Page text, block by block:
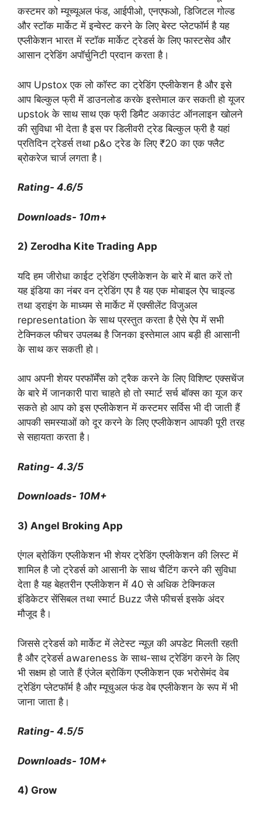
कस्टमर को म्यूच्यूअल फंड, आईपीओ, एनएफओ, डिजिटल गोल्ड
और स्टॉक मार्केट में इन्वेस्ट करने के लिए बेस्ट प्लेटफॉर्म है यह
एप्लीकेशन भारत में स्टॉक मार्केट ट्रेडर्स के लिए फास्टसेव और
आसान ट्रेडिंग अपॉर्चुनिटी प्रदान करता है।
आप Upstox एक लो कॉस्ट का ट्रेडिंग एप्लीकेशन है और इसे
आप बिल्कुल फ्री में डाउनलोड करके इस्तेमाल कर सकती हो यूजर
upstok के साथ साथ एक फ्री डिमैट अकाउंट ऑनलाइन खोलने
की सुविधा भी देता है इस पर डिलीवरी ट्रेड बिल्कुल फ्री है यहां
प्रतिदिन ट्रेडर्स तथा p&o ट्रेड के लिए ₹20 का एक फ्लैट
ब्रोकरेज चार्ज लगता है।
Rating- 4.6/5
Downloads- 10m+
2) Zerodha Kite Trading App
यदि हम जीरोधा काईट ट्रेडिंग एप्लीकेशन के बारे में बात करें तो
यह इंडिया का नंबर वन ट्रेडिंग एप है यह एक मोबाइल ऐप चाइल्ड
तथा ड्राइंग के माध्यम से मार्केट में एक्सीलेंट विजुअल
representation के साथ प्रस्तुत करता है ऐसे ऐप में सभी
टेक्निकल फीचर उपलब्ध है जिनका इस्तेमाल आप बड़ी ही आसानी
के साथ कर सकती हो।
आप अपनी शेयर परफॉर्मेंस को ट्रैक करने के लिए विशिष्ट एक्सचेंज
के बारे में जानकारी पारा चाहते हो तो स्मार्ट सर्च बॉक्स का यूज कर
सकते हो आप को इस एप्लीकेशन में कस्टमर सर्विस भी दी जाती हैं
आपकी समस्याओं को दूर करने के लिए एप्लीकेशन आपकी पूरी तरह
से सहायता करता है।
Rating- 4.3/5
Downloads- 10M+
3) Angel Broking App
एंगल ब्रोकिंग एप्लीकेशन भी शेयर ट्रेडिंग एप्लीकेशन की लिस्ट में
शामिल है जो ट्रेडर्स को आसानी के साथ चैटिंग करने की सुविधा
देता है यह बेहतरीन एप्लीकेशन में 40 से अधिक टेक्निकल
इंडिकेटर सेंसिबल तथा स्मार्ट Buzz जैसे फीचर्स इसके अंदर
मौजूद है।
जिससे ट्रेडर्स को मार्केट में लेटेस्ट न्यूज़ की अपडेट मिलती रहती
है और ट्रेडर्स awareness के साथ-साथ ट्रेडिंग करने के लिए
भी सक्षम हो जाते हैं एंजेल ब्रोकिंग एप्लीकेशन एक भरोसेमंद वेब
ट्रेडिंग प्लेटफॉर्म है और म्यूचुअल फंड वेब एप्लीकेशन के रूप में भी
जाना जाता है।
Rating- 4.5/5
Downloads- 10M+
4) Grow